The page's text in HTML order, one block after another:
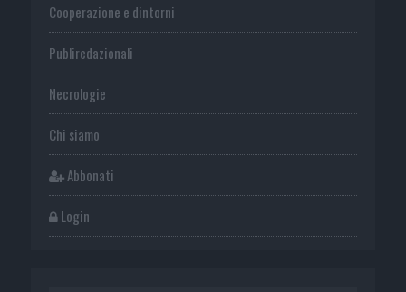
Cooperazione e dintorni
Publiredazionali
Necrologie
Chi siamo
Abbonati
Login